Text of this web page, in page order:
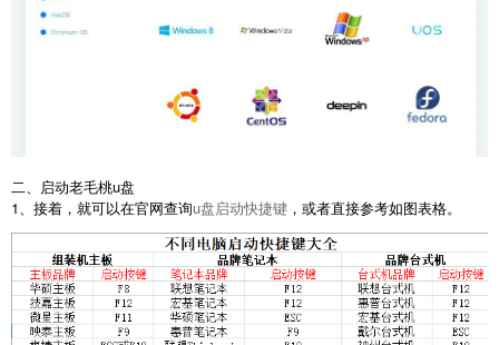
二、启动老毛桃u盘
1、接着，就可以在官网查询u盘启动快捷键 ，或者直接参考如图表格。